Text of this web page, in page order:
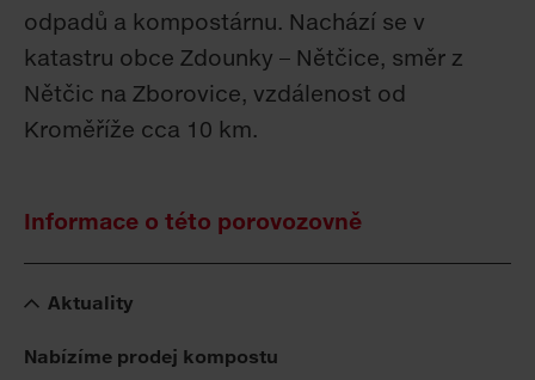
odpadů a kompostárnu. Nachází se v
katastru obce Zdounky – Nětčice, směr z
Nětčic na Zborovice, vzdálenost od
Kroměříže cca 10 km.
Informace o této porovozovně
Aktuality
Nabízíme prodej kompostu